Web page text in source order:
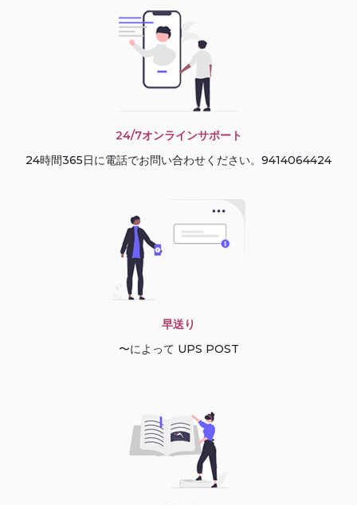
24/7オンラインサポート
24時間365日に電話でお問い合わせください。9414064424
早送り
〜によって UPS POST